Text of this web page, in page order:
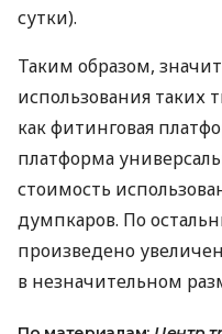
сутки).
Таким образом,
использования таких
как фитинговая
платформа
стоимость
думпкаров. По
произведено
в незначительном